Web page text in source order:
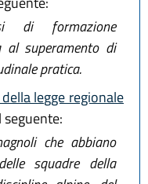
di formazione
al superamento di
pratica.
legge regionale
che abbiano
squadre della